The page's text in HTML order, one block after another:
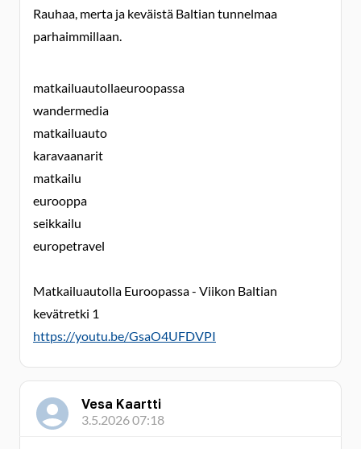
Rauhaa, merta ja keväistä Baltian tunnelmaa
parhaimmillaan.
matkailuautollaeuroopassa
wandermedia
matkailuauto
karavaanarit
matkailu
eurooppa
seikkailu
europetravel
Matkailuautolla Euroopassa - Viikon Baltian
kevätretki 1
https://youtu.be/GsaO4UFDVPI
Vesa Kaartti
3.5.2026 07:18